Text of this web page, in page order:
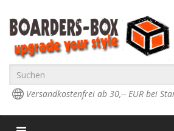
Versandkostenfrei ab 30,-- EUR bei